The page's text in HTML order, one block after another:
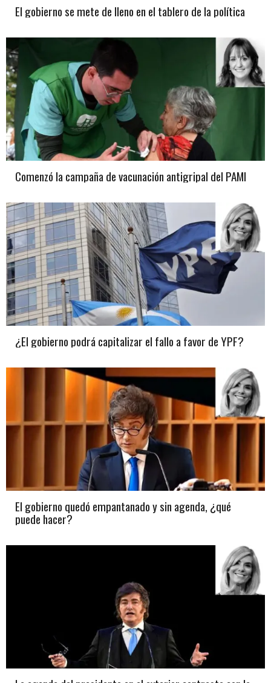
El gobierno se mete de lleno en el tablero de la política
Comenzó la campaña de vacunación antigripal del PAMI
¿El gobierno podrá capitalizar el fallo a favor de YPF?
El gobierno quedó empantanado y sin agenda, ¿qué
puede hacer?